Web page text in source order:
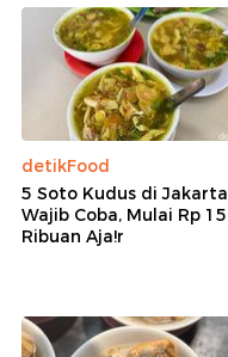
detikFood
5 Soto Kudus di Jakarta
Wajib Coba, Mulai Rp 15
Ribuan Aja!r